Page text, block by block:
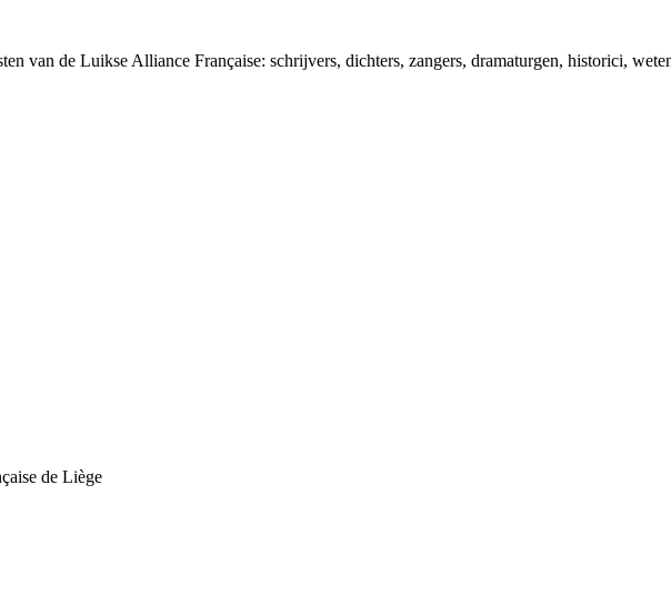
van de Luikse Alliance Française: schrijvers, dichters, zangers, dramaturgen, historici,
de Liège